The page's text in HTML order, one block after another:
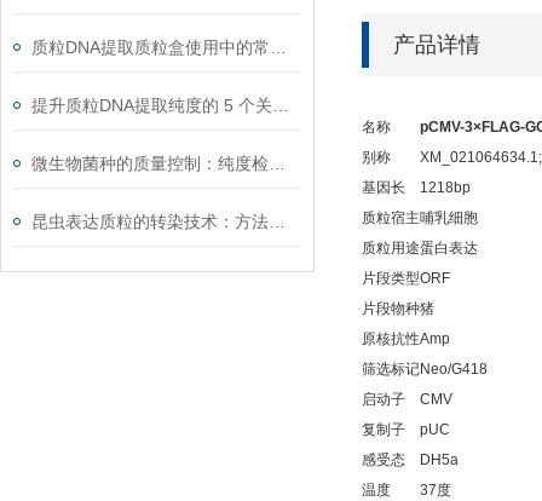
产品详情
名称
pCMV-3×FLAG-
别称
XM_021064634.1;
基因长
1218bp
质粒宿主哺乳细胞
质粒用途蛋白表达
片段类型ORF
片段物种猪
原核抗性Amp
筛选标记Neo/G418
启动子
CMV
复制子
pUC
感受态
DH5a
温度
37度